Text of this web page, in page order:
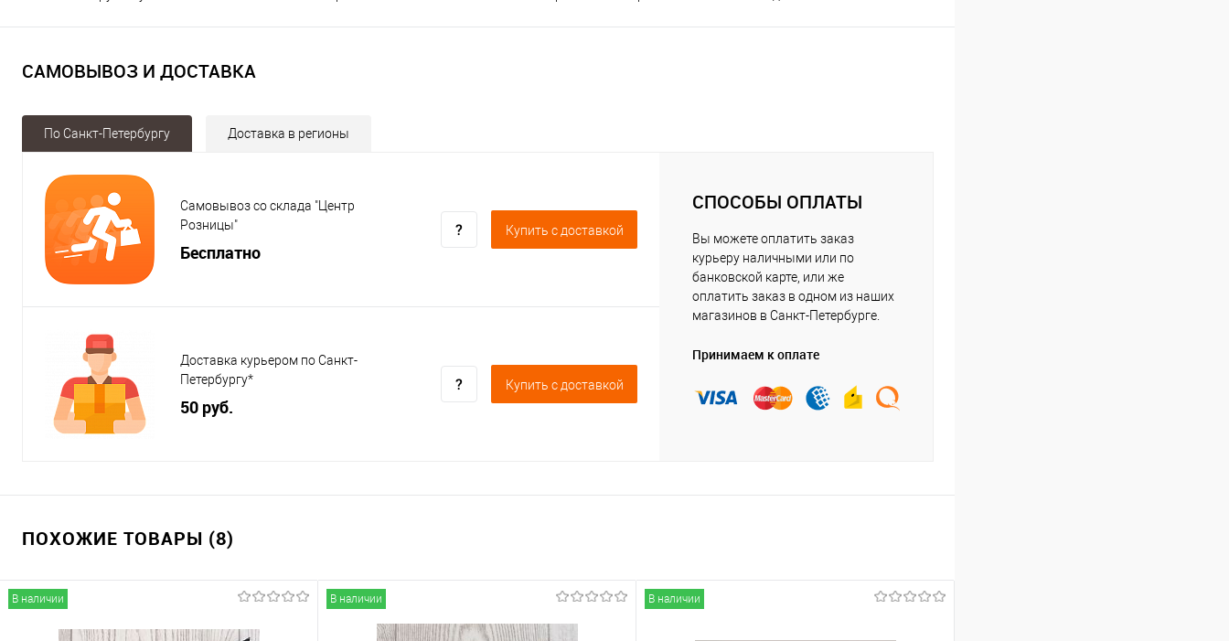
САМОВЫВОЗ И ДОСТАВКА
По Санкт-Петербургу Доставка в регионы
Самовывоз со склада "Центр
Розницы"
Бесплатно
Купить c доставкой
Доставка курьером по Санкт-
Петербургу*
50 руб.
Купить c доставкой
СПОСОБЫ ОПЛАТЫ
Вы можете оплатить заказ
курьеру наличными или по
банковской карте, или же
оплатить заказ в одном из наших
магазинов в Санкт-Петербурге.
Принимаем к оплате
ПОХОЖИЕ ТОВАРЫ (8)
В наличии В наличии В наличии